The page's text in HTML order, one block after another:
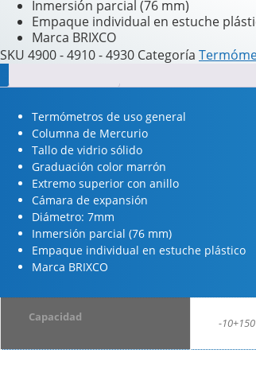
Inmersión parcial (76 mm)
Empaque individual en estuche
Marca BRIXCO
SKU 4900 - 4910 - 4930 Categoría
Termómetros de uso general
Columna de Mercurio
Tallo de vidrio sólido
Graduación color marrón
Extremo superior con anillo
Cámara de expansión
Diámetro: 7mm
Inmersión parcial (76 mm)
Empaque individual en estuche plástico
Marca BRIXCO
Capacidad -